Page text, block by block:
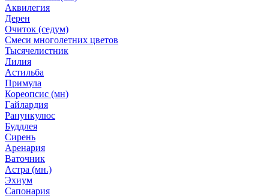
Аквилегия
Дерен
Очиток (седум)
Смеси многолетних цветов
Тысячелистник
Лилия
Астильба
Примула
Кореопсис (мн)
Гайлардия
Ранункулюс
Буддлея
Сирень
Аренария
Ваточник
Астра (мн.)
Эхиум
Сапонария